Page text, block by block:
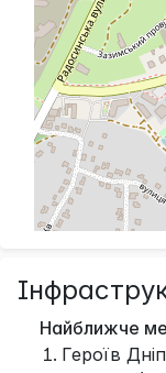
Найближче
Героїв